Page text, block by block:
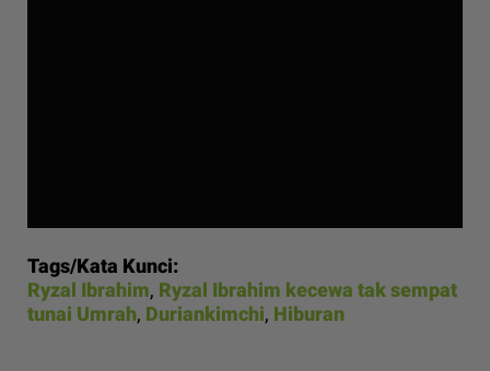
Tags/Kata Kunci:
Ryzal Ibrahim, Ryzal Ibrahim kecewa tak sempat
tunai Umrah, Duriankimchi, Hiburan